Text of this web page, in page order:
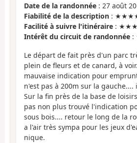
Date de la randonnée : 27 août
Fiabilité de la description :
Facilité à suivre l'itinéraire :
Intérêt du circuit de randonnée :
Le départ de fait près d'un parc
plein de fleurs et de canard, à
mauvaise indication pour
n'est pas à 200m sur la gauche....
Sur la fin près de la base de
pas non plus trouvé l'indication
sous bois.... retour le long de la
a l'air très sympa pour les jeux
nique.